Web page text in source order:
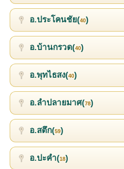
อ.ประโคนชัย(40)
อ.บ้านกรวด(40)
อ.พุทไธสง(40)
อ.ลำปลายมาศ(78)
อ.สตึก(59)
อ.ปะคำ(18)